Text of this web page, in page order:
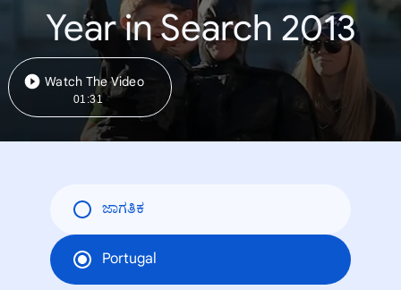
Year in Search 2013
Watch The Video
01:31
ಜಾಗತಿಕ
Portugal